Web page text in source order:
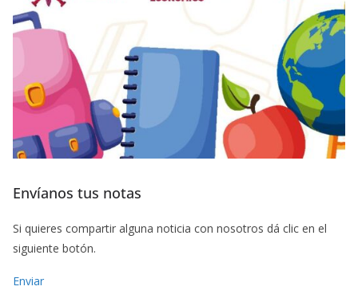
Envíanos tus notas
Si quieres compartir alguna noticia con nosotros dá clic en el
siguiente botón.
Enviar